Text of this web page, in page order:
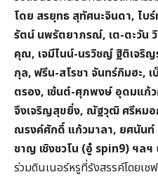
โดย สรยุทธ สุทัศนะจินดา, ไบ
รัตน์ นพรัตยาภรณ์, เต-ตะวัน
คุณ, เจมีไนน์-นรวิชญ์ ฐิติเจริ
กุล, ฟรีน-สโรชา จันทร์กิมฮะ,
ตรอง, เซ้นต์-ศุภพงษ์ อุดมแก้
จึงเจริญสุขยิ่ง, ณัฐวุฒิ ศรีหม
ณรงค์ศักดิ์ แก้วมาลา, ยศนัน
ชาญ เชิงชวโน (อู๋ spin9) ฯลฯ
ร่วมดินเนอร์หรูที่รังสรรค์โดยเ